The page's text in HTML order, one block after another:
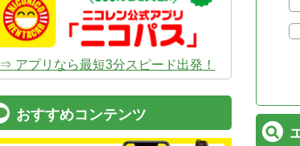
⇒ アプリなら最短3分スピード出発！
おすすめコンテンツ